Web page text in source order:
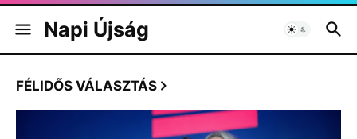
Napi Újság
FÉLIDŐS VÁLASZTÁS